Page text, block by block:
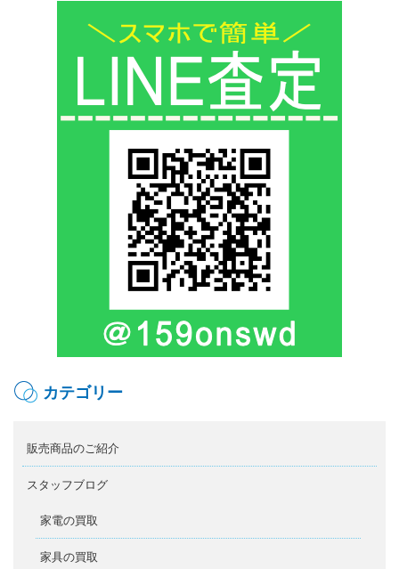
カテゴリー
販売商品のご紹介
スタッフブログ
家電の買取
家具の買取